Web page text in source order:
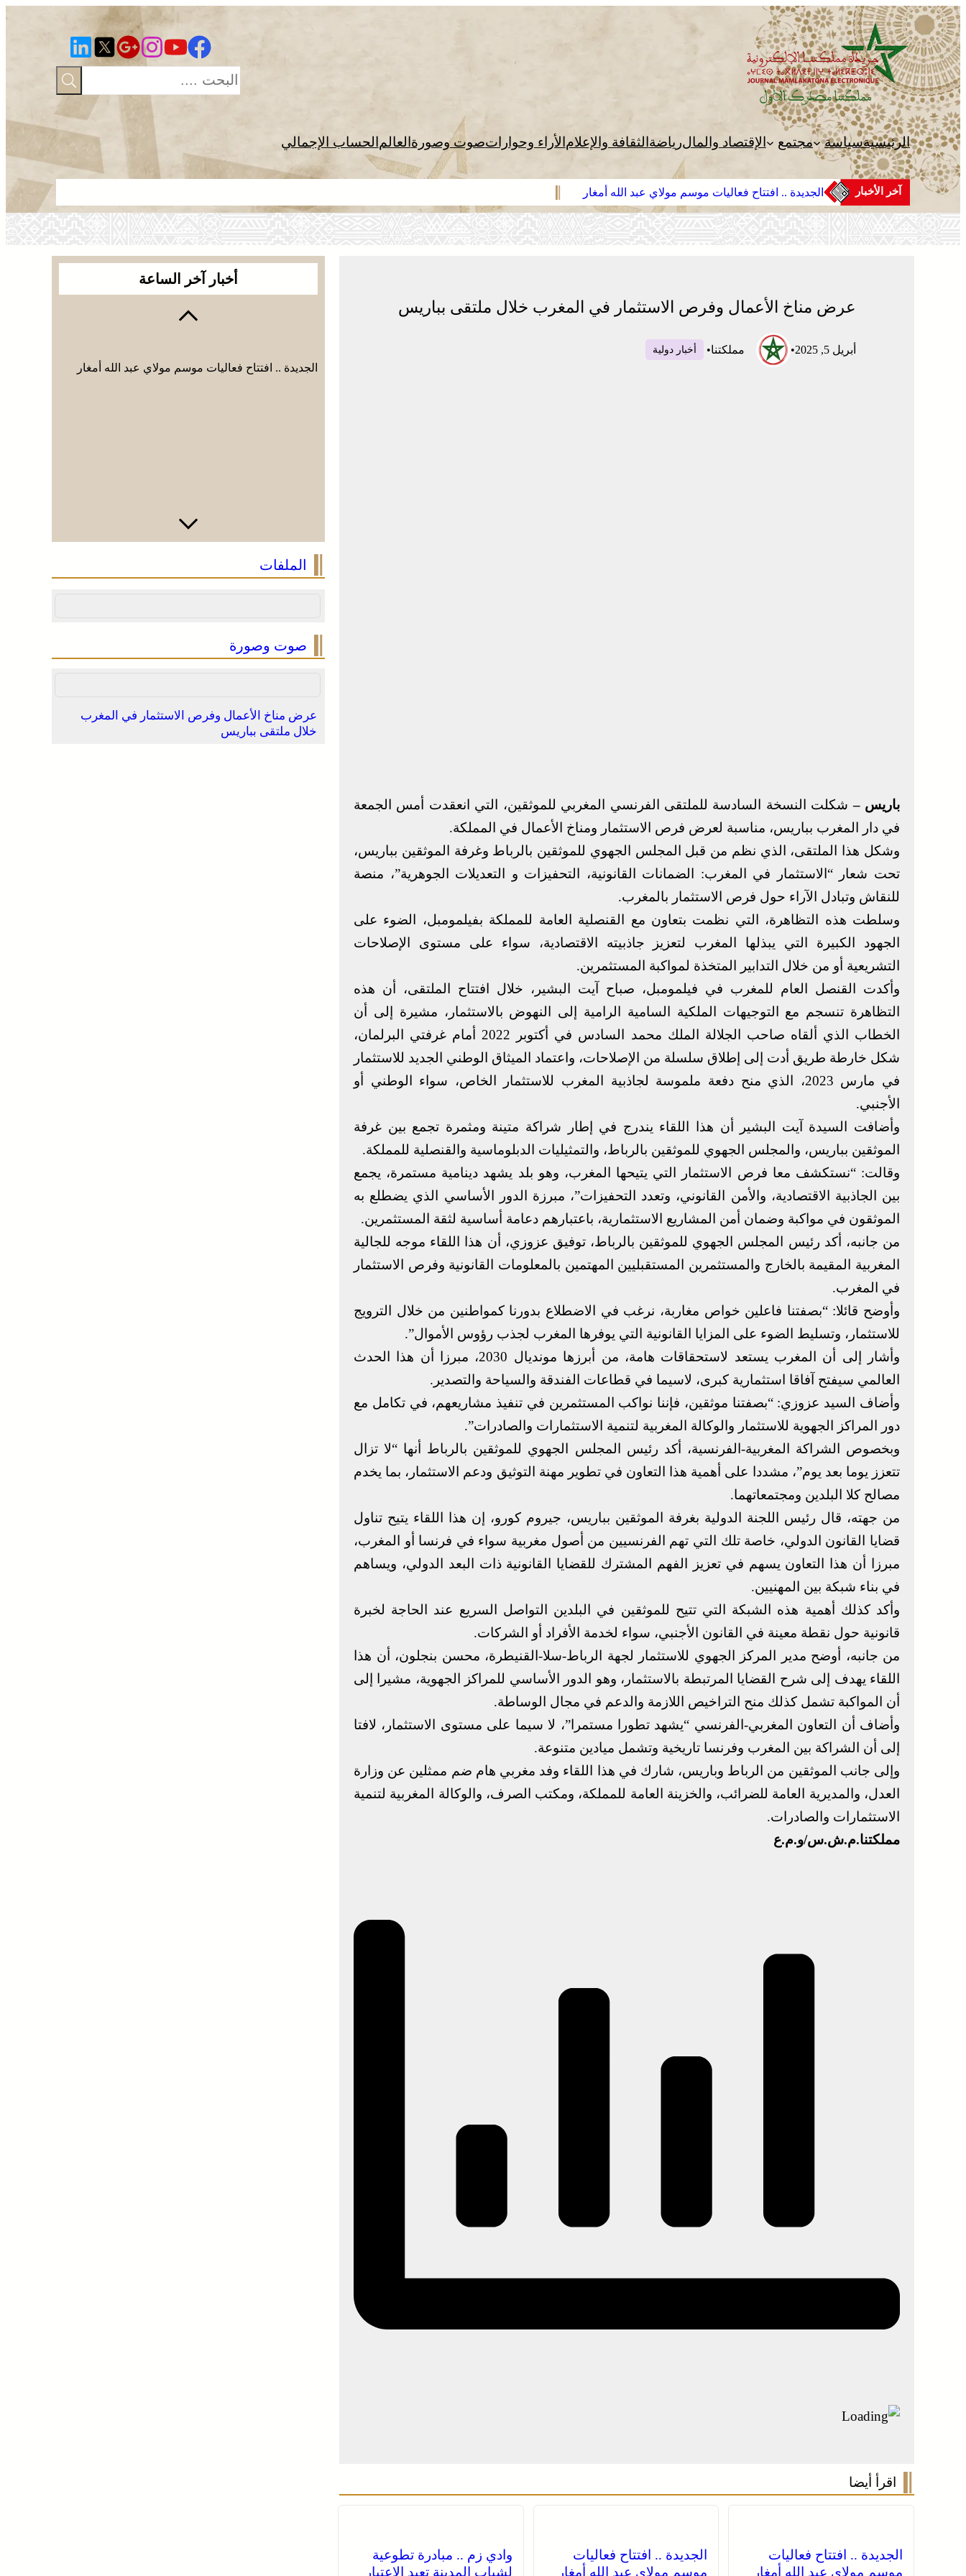
تخطى
إلى
المحتوى
الرئيسيةسياسة مجتمع الإقتصاد والمالرياضة الثقافة والإعلام الأراء وحواراتصوت وصورة العالم الحساب الإجمالي
آخر الأخبار الجديدة .. افتتاح فعاليات موسم مولاي عبد الله أمغار الجديدة ..
عرض مناخ الأعمال وفرص الاستثمار في المغرب خلال ملتقى بباريس
أبريل 5, 2025 • مملكتنا• أخبار دولية
باريس –شكلت النسخة السادسة للملتقى الفرنسي المغربي للموثقين، التي انعقدت أمس الجمعة
في دار المغرب بباريس، مناسبة لعرض فرص الاستثمار ومناخ الأعمال في المملكة.
وشكل هذا الملتقى، الذي نظم من قبل المجلس الجهوي للموثقين بالرباط وغرفة الموثقين بباريس،
تحت شعار “الاستثمار في المغرب: الضمانات القانونية، التحفيزات و التعديلات الجوهرية”، منصة
للنقاش وتبادل الآراء حول فرص الاستثمار بالمغرب.
وسلطت هذه التظاهرة، التي نظمت بتعاون مع القنصلية العامة للمملكة بفيلمومبل، الضوء على
الجهود الكبيرة التي يبذلها المغرب لتعزيز جاذبيته الاقتصادية، سواء على مستوى الإصلاحات
التشريعية أو من خلال التدابير المتخذة لمواكبة المستثمرين.
وأكدت القنصل العام للمغرب في فيلمومبل، صباح آيت البشير، خلال افتتاح الملتقى، أن هذه
التظاهرة تنسجم مع التوجيهات الملكية السامية الرامية إلى النهوض بالاستثمار، مشيرة إلى أن
الخطاب الذي ألقاه صاحب الجلالة الملك محمد السادس في أكتوبر 2022 أمام غرفتي البرلمان،
شكل خارطة طريق أدت إلى إطلاق سلسلة من الإصلاحات، واعتماد الميثاق الوطني الجديد للاستثمار
في مارس 2023، الذي منح دفعة ملموسة لجاذبية المغرب للاستثمار الخاص، سواء الوطني أو
الأجنبي.
وأضافت السيدة آيت البشير أن هذا اللقاء يندرج في إطار شراكة متينة ومثمرة تجمع بين غرفة
الموثقين بباريس، والمجلس الجهوي للموثقين بالرباط، والتمثيليات الدبلوماسية والقنصلية للمملكة.
وقالت: “نستكشف معا فرص الاستثمار التي يتيحها المغرب، وهو بلد يشهد دينامية مستمرة، يجمع
بين الجاذبية الاقتصادية، والأمن القانوني، وتعدد التحفيزات”، مبرزة الدور الأساسي الذي يضطلع به
الموثقون في مواكبة وضمان أمن المشاريع الاستثمارية، باعتبارهم دعامة أساسية لثقة المستثمرين.
من جانبه، أكد رئيس المجلس الجهوي للموثقين بالرباط، توفيق عزوزي، أن هذا اللقاء موجه للجالية
المغربية المقيمة بالخارج والمستثمرين المستقبليين المهتمين بالمعلومات القانونية وفرص الاستثمار
في المغرب.
وأوضح قائلا: “بصفتنا فاعلين خواص مغاربة، نرغب في الاضطلاع بدورنا كمواطنين من خلال الترويج
للاستثمار، وتسليط الضوء على المزايا القانونية التي يوفرها المغرب لجذب رؤوس الأموال”.
وأشار إلى أن المغرب يستعد لاستحقاقات هامة، من أبرزها مونديال 2030، مبرزا أن هذا الحدث
العالمي سيفتح آفاقا استثمارية كبرى، لاسيما في قطاعات الفندقة والسياحة والتصدير.
وأضاف السيد عزوزي: “بصفتنا موثقين، فإننا نواكب المستثمرين في تنفيذ مشاريعهم، في تكامل مع
دور المراكز الجهوية للاستثمار والوكالة المغربية لتنمية الاستثمارات والصادرات”.
وبخصوص الشراكة المغربية-الفرنسية، أكد رئيس المجلس الجهوي للموثقين بالرباط أنها “لا تزال
تتعزز يوما بعد يوم”، مشددا على أهمية هذا التعاون في تطوير مهنة التوثيق ودعم الاستثمار، بما يخدم
مصالح كلا البلدين ومجتمعاتهما.
من جهته، قال رئيس اللجنة الدولية بغرفة الموثقين بباريس، جيروم كورو، إن هذا اللقاء يتيح تناول
قضايا القانون الدولي، خاصة تلك التي تهم الفرنسيين من أصول مغربية سواء في فرنسا أو المغرب،
مبرزا أن هذا التعاون يسهم في تعزيز الفهم المشترك للقضايا القانونية ذات البعد الدولي، ويساهم
في بناء شبكة بين المهنيين.
وأكد كذلك أهمية هذه الشبكة التي تتيح للموثقين في البلدين التواصل السريع عند الحاجة لخبرة
قانونية حول نقطة معينة في القانون الأجنبي، سواء لخدمة الأفراد أو الشركات.
من جانبه، أوضح مدير المركز الجهوي للاستثمار لجهة الرباط-سلا-القنيطرة، محسن بنجلون، أن هذا
اللقاء يهدف إلى شرح القضايا المرتبطة بالاستثمار، وهو الدور الأساسي للمراكز الجهوية، مشيرا إلى
أن المواكبة تشمل كذلك منح التراخيص اللازمة والدعم في مجال الوساطة.
وأضاف أن التعاون المغربي-الفرنسي “يشهد تطورا مستمرا”، لا سيما على مستوى الاستثمار، لافتا
إلى أن الشراكة بين المغرب وفرنسا تاريخية وتشمل ميادين متنوعة.
وإلى جانب الموثقين من الرباط وباريس، شارك في هذا اللقاء وفد مغربي هام ضم ممثلين عن وزارة
العدل، والمديرية العامة للضرائب، والخزينة العامة للمملكة، ومكتب الصرف، والوكالة المغربية لتنمية
الاستثمارات والصادرات.
مملكتنا.م.ش.س/و.م.ع
اقرأ أيضا
الجديدة .. افتتاح فعاليات
موسم مولاي عبد الله أمغار
الجديدة .. افتتاح فعاليات
موسم مولاي عبد الله أمغار
وادي زم .. مبادرة تطوعية
لشباب المدينة تعيد الاعتبار
أخبار آخر الساعة
الجديدة .. افتتاح فعاليات موسم مولاي عبد الله أمغار
الملفات
صوت وصورة
عرض مناخ الأعمال وفرص الاستثمار في المغرب
خلال ملتقى بباريس